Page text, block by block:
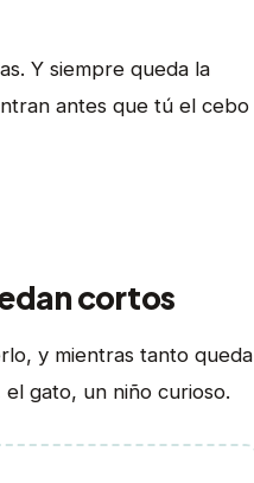
Y siempre queda la
antes que tú el cebo
cortos
y mientras tanto queda
gato, un niño curioso.